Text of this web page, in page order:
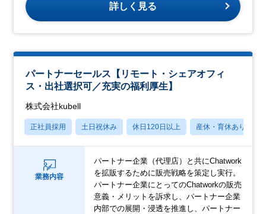
詳しく見る
パートナーセールス【リモート・シェアオフィ
ス・出社選択可／充実の福利厚生】
株式会社kubell
正社員採用 土日祝休み 休日120日以上 産休・育休あり
業務内容
パートナー企業（代理店）と共にChatwork
を拡販するために販売戦略を策定し実⾏。
パートナー企業にとってのChatworkの販売
意義・メリットを訴求し、パートナー企業
内部での展開・浸透を推進し、パートナー